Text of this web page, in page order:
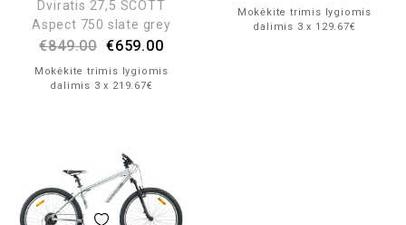
Dviratis 27,5 SCOTT
Aspect 750 slate grey
€849.00 €659.00
Mokėkite trimis lygiomis
dalimis 3 x 219.67€
Mokėkite trimis lygiomis
dalimis 3 x 129.67€